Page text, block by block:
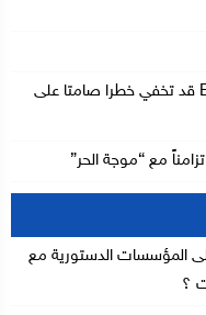
دراسة: المستويات “الطبيعية” لفيتامين B12 قد تخفي خطرا صامتا على
مع “موجة الحر”
المؤسسات الدستورية مع
؟